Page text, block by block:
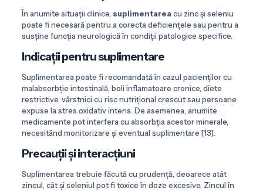
În anumite situații clinice, suplimentarea cu zinc și seleniu
poate fi necesară pentru a corecta deficiențele sau pentru a
susține funcția neurologică în condiții patologice specifice.
Indicații pentru suplimentare
Suplimentarea poate fi recomandată în cazul pacienților cu
malabsorbție intestinală, boli inflamatoare cronice, diete
restrictive, vârstnici cu risc nutrițional crescut sau persoane
expuse la stres oxidativ intens. De asemenea, anumite
medicamente pot interfera cu absorbția acestor minerale,
necesitând monitorizare și eventual suplimentare [13].
Precauții și interacțiuni
Suplimentarea trebuie făcută cu prudență, deoarece atât
zincul, cât și seleniul pot fi toxice în doze excesive. Zincul în